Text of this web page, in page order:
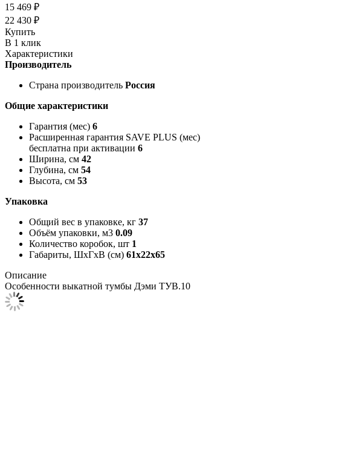
15 469 ₽
22 430 ₽
Купить
В 1 клик
Характеристики
Производитель
Страна производитель Россия
Общие характеристики
Гарантия (мес) 6
Расширенная гарантия SAVE PLUS (мес)
бесплатна при активации 6
Ширина, см 42
Глубина, см 54
Высота, см 53
Упаковка
Общий вес в упаковке, кг 37
Объём упаковки, м3 0.09
Количество коробок, шт 1
Габариты, ШxГxВ (см) 61x22x65
Описание
Особенности выкатной тумбы Дэми ТУВ.10